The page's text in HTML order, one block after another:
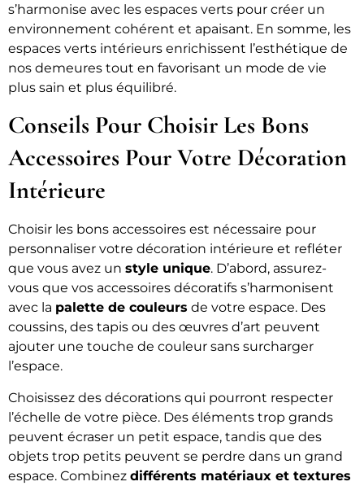
s’harmonise avec les espaces verts pour créer un
environnement cohérent et apaisant. En somme, les
espaces verts intérieurs enrichissent l’esthétique de
nos demeures tout en favorisant un mode de vie
plus sain et plus équilibré.
Conseils Pour Choisir Les Bons
Accessoires Pour Votre Décoration
Intérieure
Choisir les bons accessoires est nécessaire pour
personnaliser votre décoration intérieure et refléter
que vous avez un style unique. D’abord, assurez-
vous que vos accessoires décoratifs s’harmonisent
avec la palette de couleurs de votre espace. Des
coussins, des tapis ou des œuvres d’art peuvent
ajouter une touche de couleur sans surcharger
l’espace.
Choisissez des décorations qui pourront respecter
l’échelle de votre pièce. Des éléments trop grands
peuvent écraser un petit espace, tandis que des
objets trop petits peuvent se perdre dans un grand
espace. Combinez différents matériaux et textures